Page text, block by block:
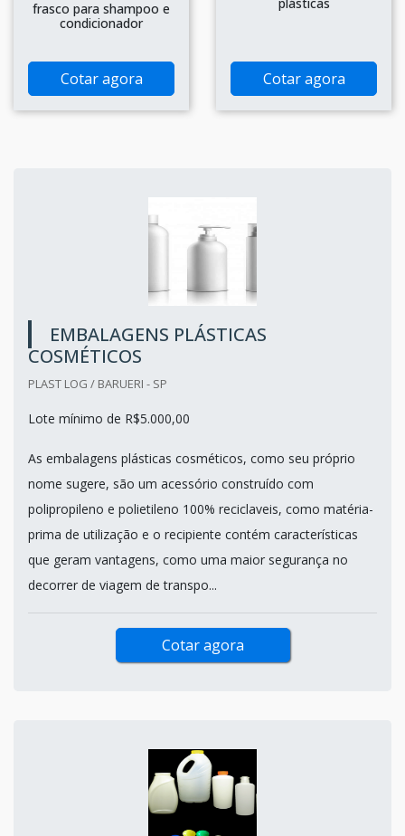
frasco para shampoo e
condicionador
Cotar agora Cotar agora
EMBALAGENS PLÁSTICAS
COSMÉTICOS
PLAST LOG / BARUERI - SP
Lote mínimo de R$5.000,00
As embalagens plásticas cosméticos, como seu próprio
nome sugere, são um acessório construído com
polipropileno e polietileno 100% reciclaveis, como matéria-
prima de utilização e o recipiente contém características
que geram vantagens, como uma maior segurança no
decorrer de viagem de transpo...
Cotar agora